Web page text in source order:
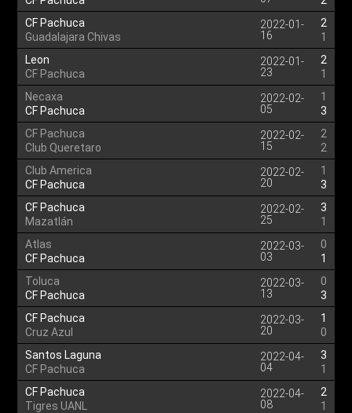
CF Pachuca
Guadalajara Chivas
2022-01-
16
2
1
Leon
CF Pachuca
2022-01-
23
2
1
Necaxa
CF Pachuca
2022-02-
05
1
3
CF Pachuca
Club Queretaro
2022-02-
15
2
2
Club America
CF Pachuca
2022-02-
20
1
3
CF Pachuca
Mazatlán
2022-02-
25
3
1
Atlas
CF Pachuca
2022-03-
03
0
1
Toluca
CF Pachuca
2022-03-
13
0
3
CF Pachuca
Cruz Azul
2022-03-
20
1
0
Santos Laguna
CF Pachuca
2022-04-
04
3
1
CF Pachuca
Tigres UANL
2022-04-
08
2
1